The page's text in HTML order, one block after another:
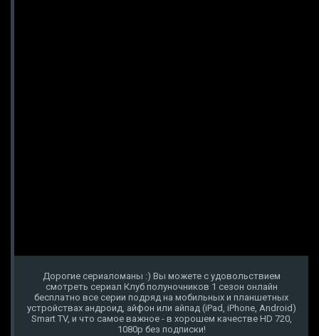
Дорогие сериаломаны :) Вы можете с удовольствием
смотреть сериал Клуб полуночников 1 сезон онлайн
бесплатно все серии подряд на мобильных и планшетных
устройствах андроид, айфон или айпад (iPad, iPhone, Android)
Smart TV, и что самое важное - в хорошем качестве HD 720,
1080p без подписки!